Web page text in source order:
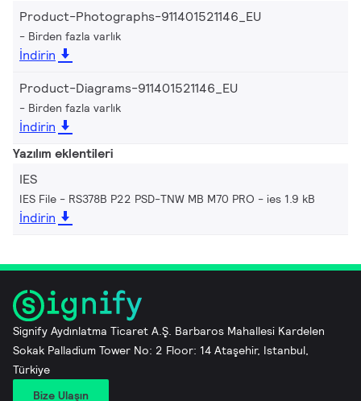
Product-Photographs-911401521146_EU
Birden fazla varlık
İndirin
Product-Diagrams-911401521146_EU
Birden fazla varlık
İndirin
Yazılım eklentileri
IES
IES File - RS378B P22 PSD-TNW MB M70 PRO ies 1.9 kB
İndirin
Signify Aydınlatma Ticaret A.Ş. Barbaros Mahallesi Kardelen
Sokak Palladium Tower No: 2 Floor: 14 Ataşehir, Istanbul,
Türkiye
Bize Ulaşın